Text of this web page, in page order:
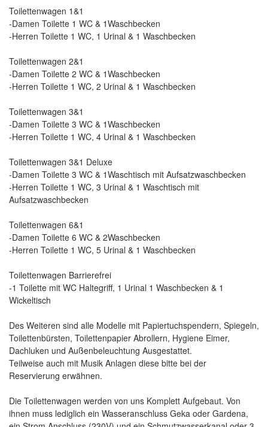
Toilettenwagen 1&1
-Damen Toilette 1 WC & 1Waschbecken
-Herren Toilette 1 WC, 1 Urinal & 1 Waschbecken
Toilettenwagen 2&1
-Damen Toilette 2 WC & 1Waschbecken
-Herren Toilette 1 WC, 2 Urinal & 1 Waschbecken
Toilettenwagen 3&1
-Damen Toilette 3 WC & 1Waschbecken
-Herren Toilette 1 WC, 4 Urinal & 1 Waschbecken
Toilettenwagen 3&1 Deluxe
-Damen Toilette 3 WC & 1Waschtisch mit Aufsatzwaschbecken
-Herren Toilette 1 WC, 3 Urinal & 1 Waschtisch mit
Aufsatzwaschbecken
Toilettenwagen 6&1
-Damen Toilette 6 WC & 2Waschbecken
-Herren Toilette 1 WC, 5 Urinal & 1 Waschbecken
Toilettenwagen Barrierefrei
-1 Toilette mit WC Haltegriff, 1 Urinal 1 Waschbecken & 1
Wickeltisch
Des Weiteren sind alle Modelle mit Papiertuchspendern, Spiegeln,
Toilettenbürsten, Toilettenpapier Abrollern, Hygiene Eimer,
Dachluken und Außenbeleuchtung Ausgestattet.
Teilweise auch mit Musik Anlagen diese bitte bei der
Reservierung erwähnen.
Die Toilettenwagen werden von uns Komplett Aufgebaut. Von
ihnen muss lediglich ein Wasseranschluss Geka oder Gardena,